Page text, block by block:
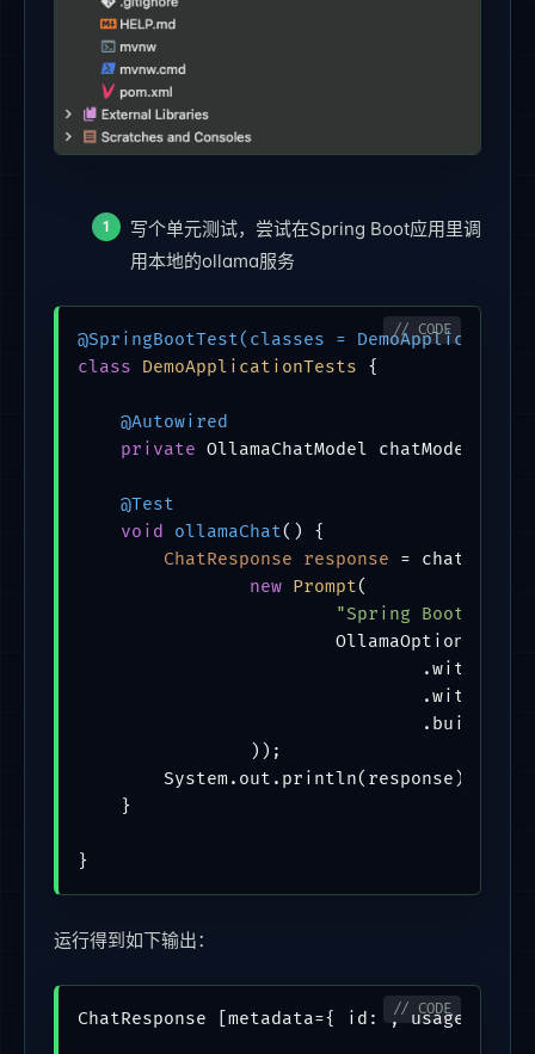
写个单元测试，尝试在Spring Boot应用里调
用本地的ollama服务
@SpringBootTest(classes =
class
DemoApplicationTests {
@Autowired
private OllamaChatModel chatModel;
@Test
void
ollamaChat()
{
ChatResponse
response =
new Prompt(
"Spring Boot适合做什
                                .build()
                ));
        System.out.println(response);
    }
运行得到如下输出：
ChatResponse [metadata={ id: , usage: {